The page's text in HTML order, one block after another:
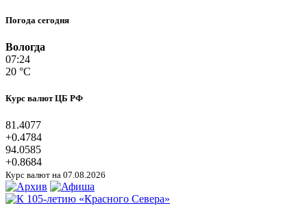
Погода сегодня
Вологда
07:24
20 °C
Курс валют ЦБ РФ
81.4077
+0.4784
94.0585
+0.8684
Курс валют на 07.08.2026